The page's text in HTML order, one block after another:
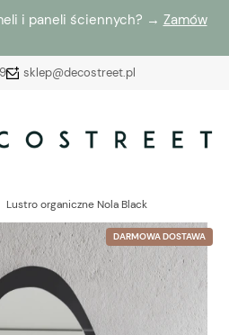
i paneli ściennych? → Zamów
sklep@decostreet.pl
z naszej aktualnej oferty lub
dodane produkty do listy
Lustro organiczne Nola Black
DARMOWA DOSTAWA